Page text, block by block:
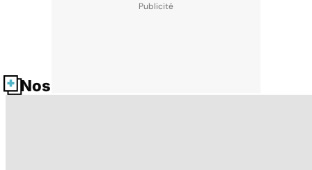
Nos fiches santé